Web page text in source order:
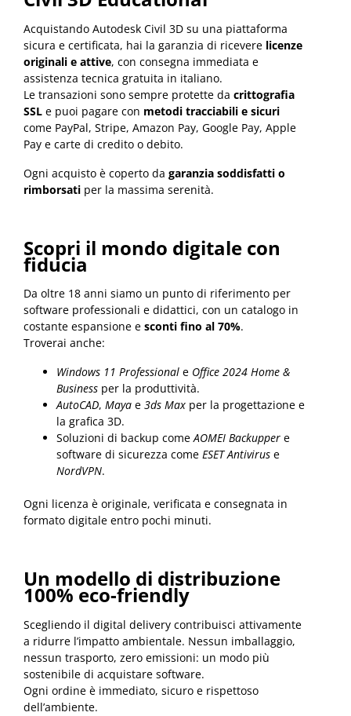
Acquistando Autodesk Civil 3D su una piattaforma
sicura e certificata, hai la garanzia di ricevere licenze
originali e attive, con consegna immediata e
assistenza tecnica gratuita in italiano.
Le transazioni sono sempre protette da crittografia
SSL e puoi pagare con metodi tracciabili e sicuri
come PayPal, Stripe, Amazon Pay, Google Pay, Apple
Pay e carte di credito o debito.
Ogni acquisto è coperto da garanzia soddisfatti o
rimborsati per la massima serenità.
Scopri il mondo digitale con
fiducia
Da oltre 18 anni siamo un punto di riferimento per
software professionali e didattici, con un catalogo in
costante espansione e sconti fino al 70%.
Troverai anche:
Windows 11 Professional e Office 2024 Home &
Business per la produttività.
AutoCAD, Maya e 3ds Max per la progettazione e
la grafica 3D.
Soluzioni di backup comeAOMEI Backupper e
software di sicurezza come ESET Antivirus e
NordVPN.
Ogni licenza è originale, verificata e consegnata in
formato digitale entro pochi minuti.
Un modello di distribuzione
100% eco-friendly
Scegliendo il digital delivery contribuisci attivamente
a ridurre l’impatto ambientale. Nessun imballaggio,
nessun trasporto, zero emissioni: un modo più
sostenibile di acquistare software.
Ogni ordine è immediato, sicuro e rispettoso
dell’ambiente.